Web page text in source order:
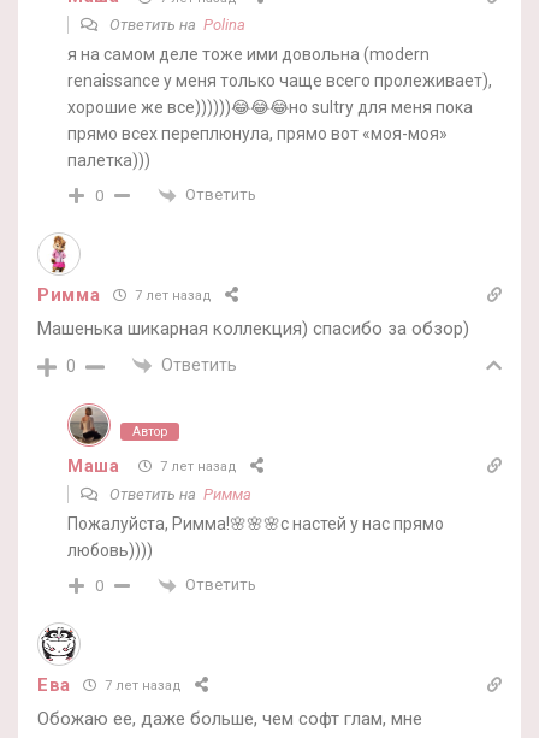
Ответить на Polina
я на самом деле тоже ими довольна (modern
renaissance у меня только чаще всего пролеживает),
хорошие же все))))))😂😂😂но sultry для меня пока
прямо всех переплюнула, прямо вот «моя-моя»
палетка)))
0 Ответить
Римма 7 лет назад
Машенька шикарная коллекция) спасибо за обзор)
0 Ответить
Автор
Маша 7 лет назад
Ответить на Римма
Пожалуйста, Римма!🌸🌸🌸с настей у нас прямо
любовь))))
0 Ответить
Ева 7 лет назад
Обожаю ее, даже больше, чем софт глам, мне